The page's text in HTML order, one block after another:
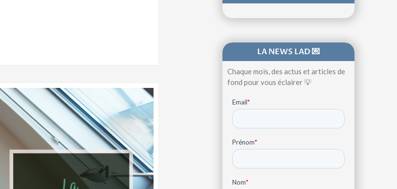
LA NEWS LAD 💌
Chaque mois, des actus et articles de
fond pour vous éclairer 💡